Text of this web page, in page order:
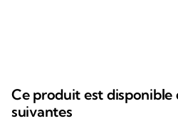
Ce produit est disponible
suivantes